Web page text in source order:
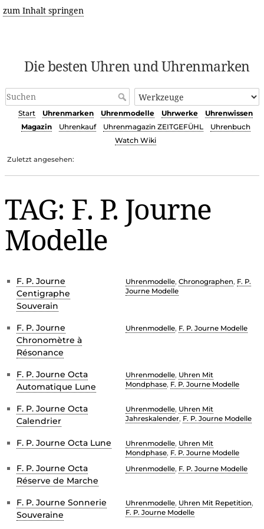
zum Inhalt springen
Die besten Uhren und Uhrenmarken
Start Uhrenmarken Uhrenmodelle Uhrwerke
Uhrenwissen
Magazin
Uhrenkauf Uhrenmagazin ZEITGEFÜHL
Uhrenbuch
Watch Wiki
Zuletzt angesehen:
TAG: F. P. Journe
Modelle
F. P. Journe
Centigraphe
Souverain
Uhrenmodelle, Chronographen, F. P.
Journe Modelle
F. P. Journe
Chronomètre à
Résonance
Uhrenmodelle, F. P. Journe Modelle
F. P. Journe Octa
Automatique Lune
Uhrenmodelle, Uhren Mit
Mondphase, F. P. Journe Modelle
F. P. Journe Octa
Calendrier
Uhrenmodelle, Uhren Mit
Jahreskalender, F. P. Journe Modelle
F. P. Journe Octa Lune Uhrenmodelle, Uhren Mit
Mondphase, F. P. Journe Modelle
F. P. Journe Octa
Réserve de Marche
Uhrenmodelle, F. P. Journe Modelle
F. P. Journe Sonnerie
Souveraine
Uhrenmodelle, Uhren Mit Repetition,
F. P. Journe Modelle